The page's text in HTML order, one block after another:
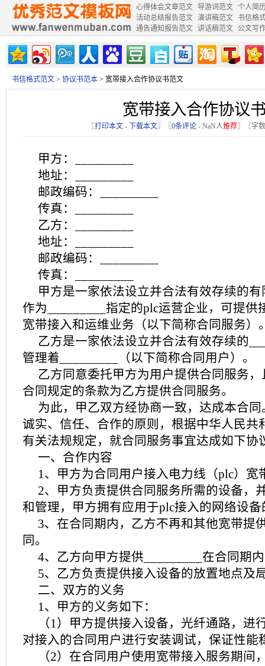
心得体会文章范文 导游词范文 个人简
活动总结报告范文 演讲稿范文 书信格
通告通知报告范文 讲话稿范文 公文写
书信格式范文 > 协议书范本 > 宽带接入合作协议书范文
宽带接入合作协议
〖打印本文 - 下载本文〗〖0条评论 - NaN人推荐〗〖字
甲方：_________
地址：_________
邮政编码：_________
传真：_________
乙方：_________
地址：_________
邮政编码：_________
传真：_________
甲方是一家依法设立并合法有效存续的
作为_________指定的plc运营企业，可提供
宽带接入和运维业务（以下简称合同服务）
乙方是一家依法设立并合法有效存续的
管理着_________（以下简称合同用户）。
乙方同意委托甲方为用户提供合同服务
合同规定的条款为乙方提供合同服务。
为此，甲乙双方经协商一致，达成本合
诚实、信任、合作的原则，根据中华人民共
有关法规规定，就合同服务事宜达成如下协
一、合作内容
1、甲方为合同用户接入电力线（plc）宽
2、甲方负责提供合同服务所需的设备，
和管理，甲方拥有应用于plc接入的网络设
3、在合同期内，乙方不再和其他宽带提
同。
4、乙方向甲方提供_________在合同期
5、乙方负责提供接入设备的放置地点及
二、双方的义务
1、甲方的义务如下：
（1）甲方提供接入设备，光纤通路，进
对接入的合同用户进行安装调试，保证性能
（2）在合同用户使用宽带接入服务期间